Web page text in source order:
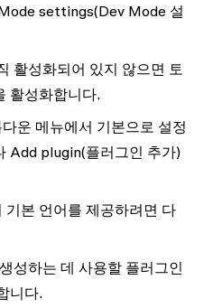
settings(Dev Mode 설
활성화되어 있지 않으면 토
활성화합니다.
운 메뉴에서 기본으로 설정
Add plugin(플러그인 추가)
기본 언어를 제공하려면 다
성하는 데 사용할 플러그인
니다.